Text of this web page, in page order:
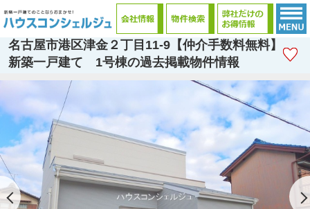
名古屋市港区津金２丁目11-9【仲介手数料無料】
新築一戸建て 1号棟の過去掲載物件情報